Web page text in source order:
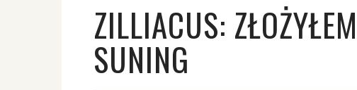
ZILLIACUS:
SUNING